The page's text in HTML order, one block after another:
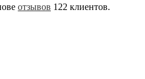
отзывов 122 клиентов.